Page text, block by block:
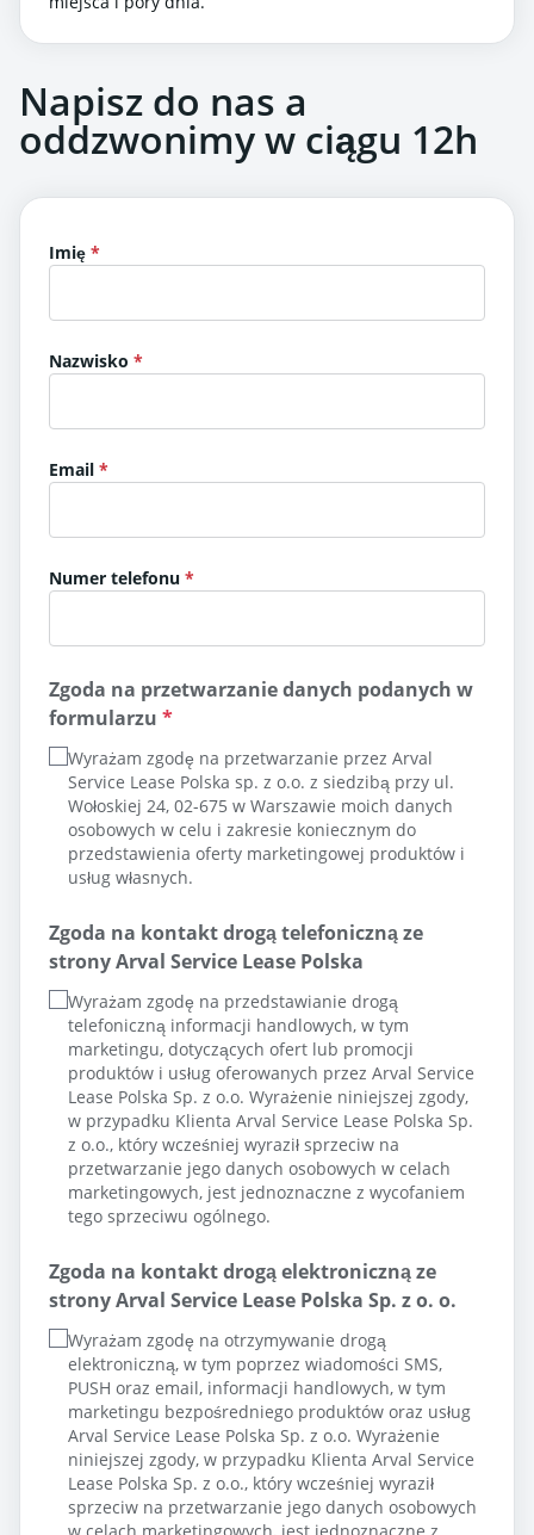
Napisz do nas a
oddzwonimy w ciągu 12h
Imię
Nazwisko
Email
Numer telefonu
Zgoda na przetwarzanie danych podanych w
formularzu *
Wyrażam zgodę na przetwarzanie przez Arval
Service Lease Polska sp. z o.o. z siedzibą przy ul.
Wołoskiej 24, 02-675 w Warszawie moich danych
osobowych w celu i zakresie koniecznym do
przedstawienia oferty marketingowej produktów i
usług własnych.
Zgoda na kontakt drogą telefoniczną ze
strony Arval Service Lease Polska
Wyrażam zgodę na przedstawianie drogą
telefoniczną informacji handlowych, w tym
marketingu, dotyczących ofert lub promocji
produktów i usług oferowanych przez Arval Service
Lease Polska Sp. z o.o. Wyrażenie niniejszej zgody,
w przypadku Klienta Arval Service Lease Polska Sp.
z o.o., który wcześniej wyraził sprzeciw na
przetwarzanie jego danych osobowych w celach
marketingowych, jest jednoznaczne z wycofaniem
tego sprzeciwu ogólnego.
Zgoda na kontakt drogą elektroniczną ze
strony Arval Service Lease Polska Sp. z o. o.
Wyrażam zgodę na otrzymywanie drogą
elektroniczną, w tym poprzez wiadomości SMS,
PUSH oraz email, informacji handlowych, w tym
marketingu bezpośredniego produktów oraz usług
Arval Service Lease Polska Sp. z o.o. Wyrażenie
niniejszej zgody, w przypadku Klienta Arval Service
Lease Polska Sp. z o.o., który wcześniej wyraził
sprzeciw na przetwarzanie jego danych osobowych